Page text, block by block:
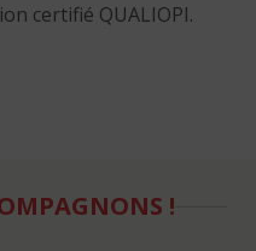
certifié QUALIOPI.
!